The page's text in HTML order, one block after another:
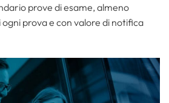
prove di esame, almeno
prova e con valore di notifica